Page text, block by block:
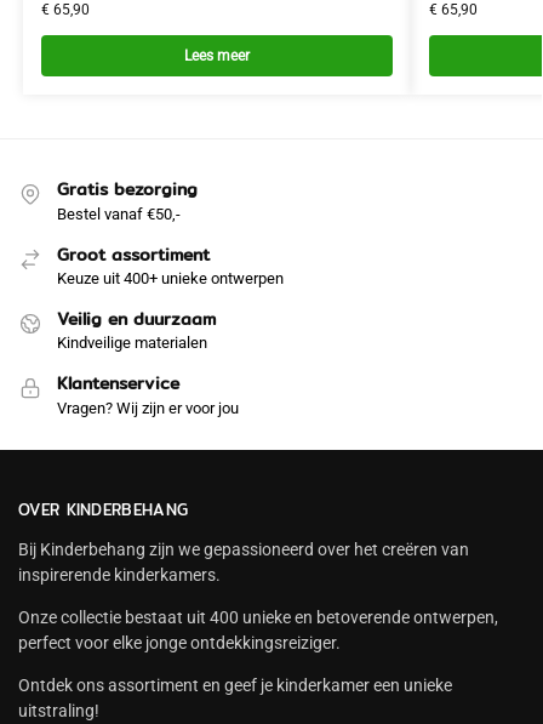
€65,90
Lees meer
€65,90
Gratis bezorging
Bestel vanaf €50,-
Groot assortiment
Keuze uit 400+ unieke ontwerpen
Veilig en duurzaam
Kindveilige materialen
Klantenservice
Vragen? Wij zijn er voor jou
OVER KINDERBEHANG
Bij Kinderbehang zijn we gepassioneerd over het creëren van
inspirerende kinderkamers.
Onze collectie bestaat uit 400 unieke en betoverende ontwerpen,
perfect voor elke jonge ontdekkingsreiziger.
Ontdek ons assortiment en geef je kinderkamer een unieke
uitstraling!